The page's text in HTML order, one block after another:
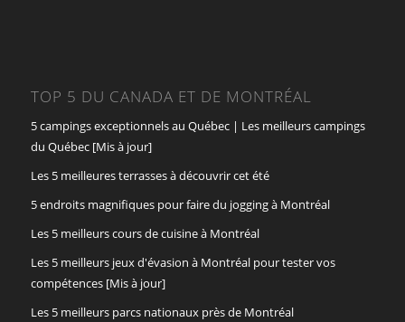
TOP 5 DU CANADA ET DE MONTRÉAL
5 campings exceptionnels au Québec | Les meilleurs campings
du Québec [Mis à jour]
Les 5 meilleures terrasses à découvrir cet été
5 endroits magnifiques pour faire du jogging à Montréal
Les 5 meilleurs cours de cuisine à Montréal
Les 5 meilleurs jeux d'évasion à Montréal pour tester vos
compétences [Mis à jour]
Les 5 meilleurs parcs nationaux près de Montréal